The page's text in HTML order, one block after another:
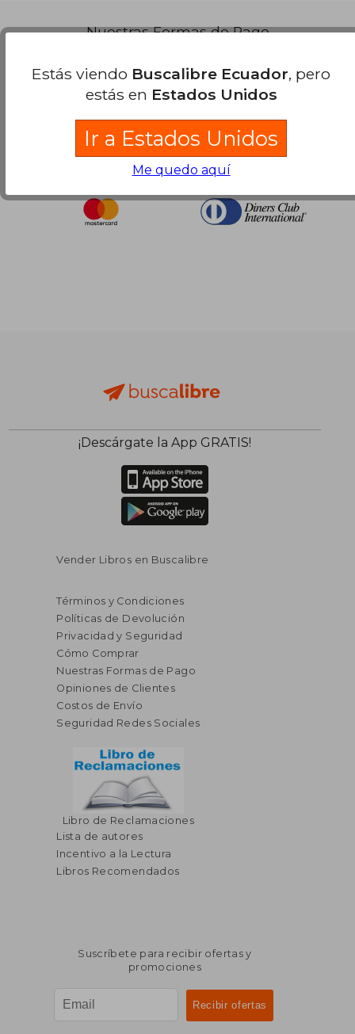
Nuestras Formas de Pago
¡Descárgate la App GRATIS!
Vender Libros en Buscalibre
Términos y Condiciones
Políticas de Devolución
Privacidad y Seguridad
Cómo Comprar
Nuestras Formas de Pago
Opiniones de Clientes
Costos de Envío
Seguridad Redes Sociales
Libro de Reclamaciones
Lista de autores
Incentivo a la Lectura
Libros Recomendados
Suscríbete para recibir ofertas y
promociones
Estás viendo Buscalibre Ecuador, pero
estás en Estados Unidos
Ir a Estados Unidos
Me quedo aquí